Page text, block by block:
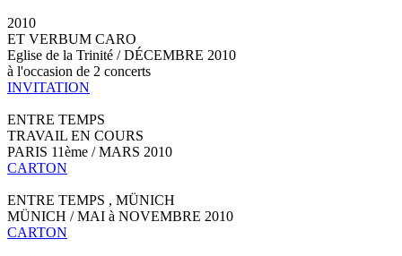
2010
ET VERBUM CARO
Eglise de la Trinité / DÉCEMBRE 2010
à l'occasion de 2 concerts
INVITATION
ENTRE TEMPS
TRAVAIL EN COURS
PARIS 11ème / MARS 2010
CARTON
ENTRE TEMPS , MÜNICH
MÜNICH / MAI à NOVEMBRE 2010
CARTON